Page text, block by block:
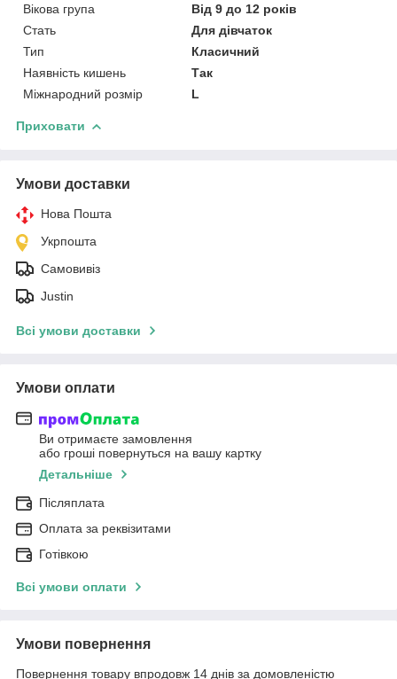
Вікова група
Від 9 до 12 років
Стать
Для дівчаток
Тип
Класичний
Наявність кишень
Так
Міжнародний розмір
L
Приховати
Умови доставки
Нова Пошта
Укрпошта
Самовивіз
Justin
Всі умови доставки
Умови оплати
Ви отримаєте замовлення
або гроші повернуться на вашу картку
Детальніше
Післяплата
Оплата за реквізитами
Готівкою
Всі умови оплати
Умови повернення
Повернення товару впродовж 14 днів за домовленістю